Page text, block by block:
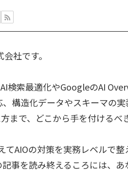
社です。
検索最適化やGoogleのAI
構造化データやスキーマの
まで、どこから手を付けるべ
てAIOの対策を実務レベルで
事を読み終えるころには、